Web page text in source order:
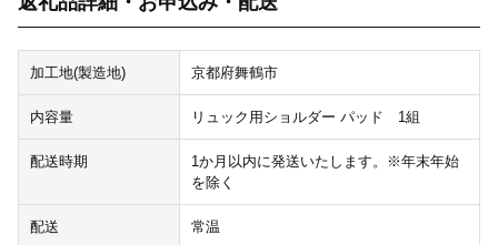
加工地(製造地) 京都府舞鶴市
内容量 リュック用ショルダー パッド 1組
配送時期
1か月以内に発送いたします。※年末年始
を除く
配送 常温